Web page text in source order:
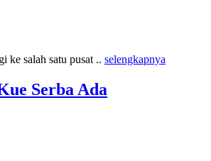
ke salah satu pusat .. selengkapnya
Serba Ada